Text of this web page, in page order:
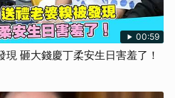
00:59
砸大錢慶丁柔安生日害羞了！